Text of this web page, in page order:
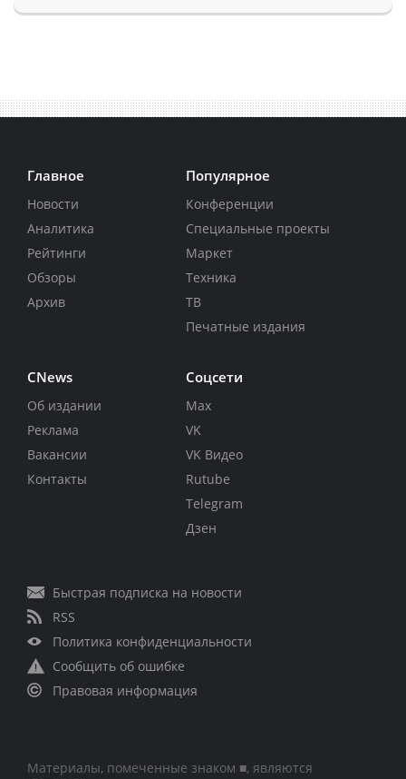
Главное
Новости
Аналитика
Рейтинги
Обзоры
Архив
Популярное
Конференции
Специальные проекты
Маркет
Техника
ТВ
Печатные издания
CNews
Об издании
Реклама
Вакансии
Контакты
Соцсети
Max
VK
VK Видео
Rutube
Telegram
Дзен
Быстрая подписка на новости
RSS
Политика конфиденциальности
Сообщить об ошибке
Правовая информация
Материалы, помеченные знаком ■, являются